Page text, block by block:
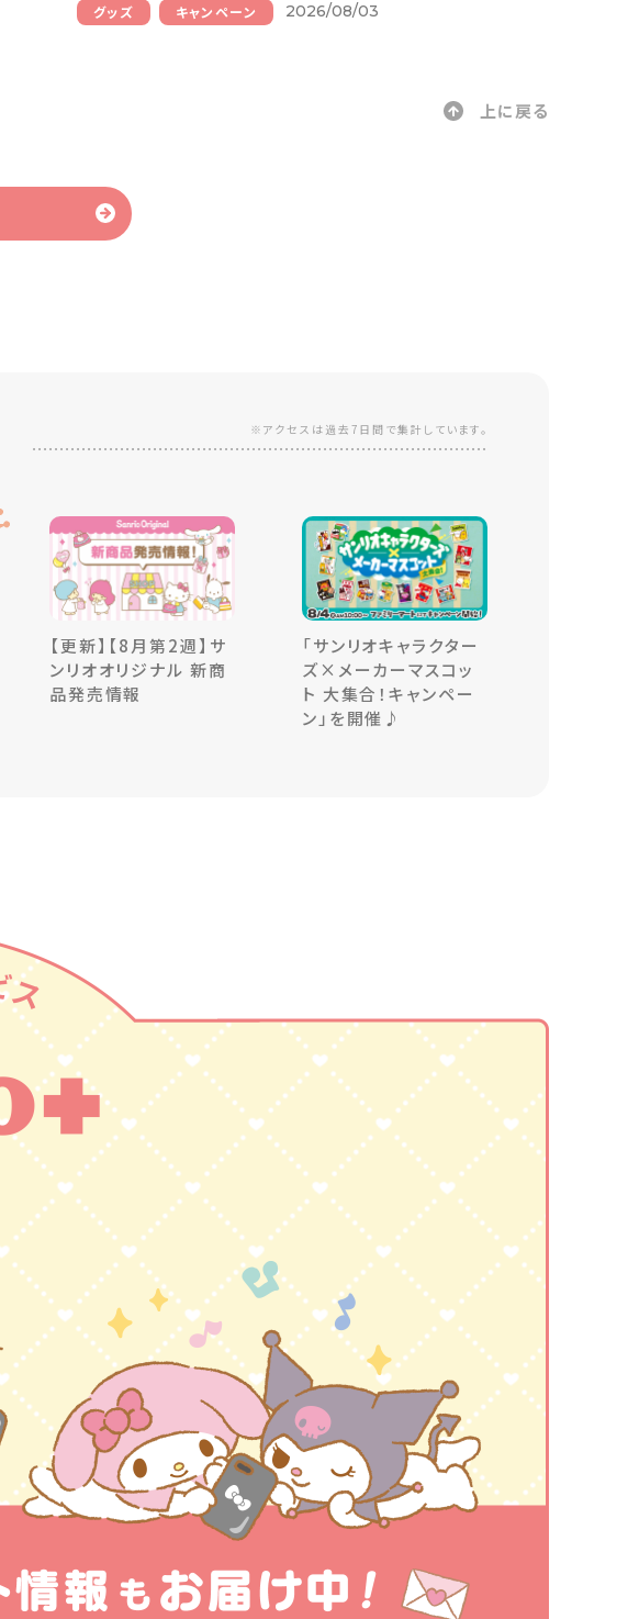
グッズ キャンペーン 2026/08/03
上に戻る
※アクセスは過去7日間で集計しています。
【更新】【8月第2週】サ
ンリオオリジナル 新商
品発売情報
「サンリオキャラクター
ズ×メーカーマスコッ
ト 大集合！キャンペー
ン」を開催♪